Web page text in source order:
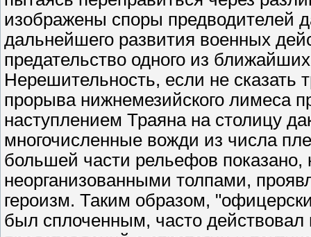
изображены споры предводителей
дальнейшего развития военных
предательство одного из
Нерешительность, если не сказать
прорыва нижнемезийского лимеса
наступлением Траяна на столицу
многочисленные вожди из числа
большей части рельефов
неорганизованными толпами,
героизм. Таким образом,
был сплоченным, часто действовал